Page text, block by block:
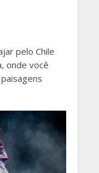
pelo Chile
onde você